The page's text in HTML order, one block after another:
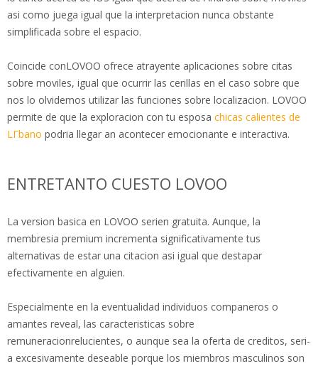
asi como juega igual que la interpretacion nunca obstante
simplificada sobre el espacio.
Coincide conLOVOO ofrece atrayente aplicaciones sobre citas
sobre moviles, igual que ocurrir las cerillas en el caso sobre que
nos lo olvidemos utilizar las funciones sobre localizacion. LOVOO
permite de que la exploracion con tu esposa chicas calientes de
LГ­bano podria llegar an acontecer emocionante e interactiva.
ENTRETANTO CUESTO LOVOO
La version basica en LOVOO serien gratuita. Aunque, la
membresia premium incrementa significativamente tus
alternativas de estar una citacion asi igual que destapar
efectivamente en alguien.
Especialmente en la eventualidad individuos companeros o
amantes reveal, las caracteristicas sobre
remuneracionrelucientes, o aunque sea la oferta de creditos, seri­
a excesivamente deseable porque los miembros masculinos son